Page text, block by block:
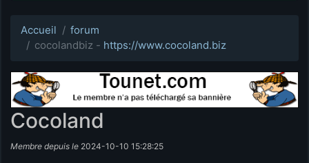
Accueil
forum
cocolandbiz - https://www.cocoland.biz
Cocoland
Membre depuis le 2024-10-10 15:28:25